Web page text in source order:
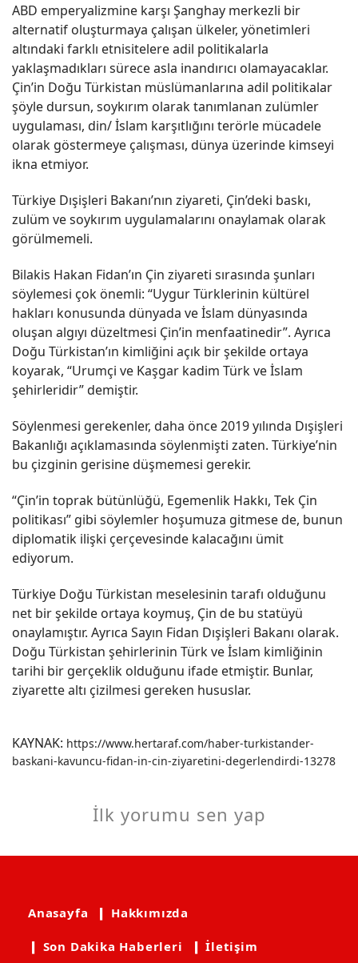
ABD emperyalizmine karşı Şanghay merkezli bir
alternatif oluşturmaya çalışan ülkeler, yönetimleri
altındaki farklı etnisitelere adil politikalarla
yaklaşmadıkları sürece asla inandırıcı olamayacaklar.
Çin’in Doğu Türkistan müslümanlarına adil politikalar
şöyle dursun, soykırım olarak tanımlanan zulümler
uygulaması, din/ İslam karşıtlığını terörle mücadele
olarak göstermeye çalışması, dünya üzerinde kimseyi
ikna etmiyor.
Türkiye Dışişleri Bakanı’nın ziyareti, Çin’deki baskı,
zulüm ve soykırım uygulamalarını onaylamak olarak
görülmemeli.
Bilakis Hakan Fidan’ın Çin ziyareti sırasında şunları
söylemesi çok önemli: “Uygur Türklerinin kültürel
hakları konusunda dünyada ve İslam dünyasında
oluşan algıyı düzeltmesi Çin’in menfaatinedir”. Ayrıca
Doğu Türkistan’ın kimliğini açık bir şekilde ortaya
koyarak, “Urumçi ve Kaşgar kadim Türk ve İslam
şehirleridir” demiştir.
Söylenmesi gerekenler, daha önce 2019 yılında Dışişleri
Bakanlığı açıklamasında söylenmişti zaten. Türkiye’nin
bu çizginin gerisine düşmemesi gerekir.
“Çin’in toprak bütünlüğü, Egemenlik Hakkı, Tek Çin
politikası” gibi söylemler hoşumuza gitmese de, bunun
diplomatik ilişki çerçevesinde kalacağını ümit
ediyorum.
Türkiye Doğu Türkistan meselesinin tarafı olduğunu
net bir şekilde ortaya koymuş, Çin de bu statüyü
onaylamıştır. Ayrıca Sayın Fidan Dışişleri Bakanı olarak.
Doğu Türkistan şehirlerinin Türk ve İslam kimliğinin
tarihi bir gerçeklik olduğunu ifade etmiştir. Bunlar,
ziyarette altı çizilmesi gereken hususlar.
KAYNAK: https://www.hertaraf.com/haber-turkistander-
baskani-kavuncu-fidan-in-cin-ziyaretini-degerlendirdi-13278
İlk yorumu sen yap
Anasayfa ❙ Hakkımızda
❙ Son Dakika Haberleri ❙ İletişim